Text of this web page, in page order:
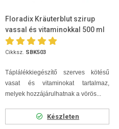
Floradix Kräuterblut szirup
vassal és vitaminokkal 500 ml
Cikksz. SBK503
Táplálékkiegészítő szerves kötésű
vasat és vitaminokat tartalmaz,
melyek hozzájárulhatnak a vörös...
Készleten